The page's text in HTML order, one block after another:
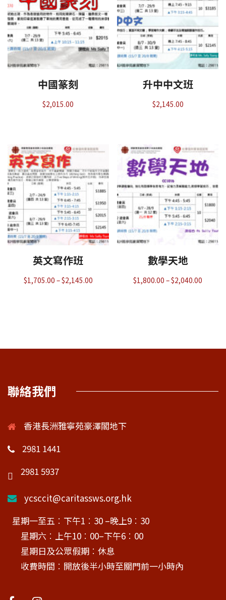
中國篆刻
$2,015.00
升中中文班
$2,145.00
英文寫作班
$1,705.00 –$2,145.00
數學天地
$1,800.00 –$2,040.00
聯絡我們
香港長洲雅寧苑豪澤閣地下
2981 1441
2981 5937
ycsccit@caritassws.org.hk
星期一至五︰下午1︰30 –晚上9︰30
星期六︰上午10︰00–下午6︰00
星期日及公眾假期︰休息
收費時間︰開放後半小時至關門前一小時內